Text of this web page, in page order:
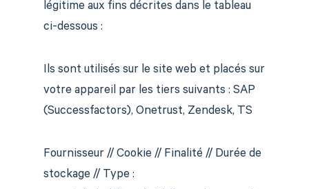
légitime aux fins décrites dans le tableau
ci-dessous :
Ils sont utilisés sur le site web et placés sur
votre appareil par les tiers suivants : SAP
(Successfactors), Onetrust, Zendesk, TS
Fournisseur // Cookie // Finalité // Durée de
stockage // Type :